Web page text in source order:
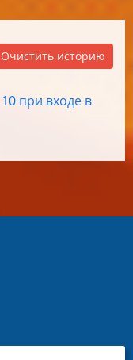
Очистить историю
при входе в